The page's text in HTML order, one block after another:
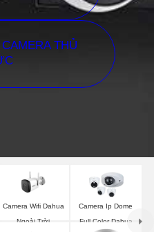
THỦ
Camera Wifi Dahua
Ngoài Trời
Camera Ip Dome
Full Color Dahua